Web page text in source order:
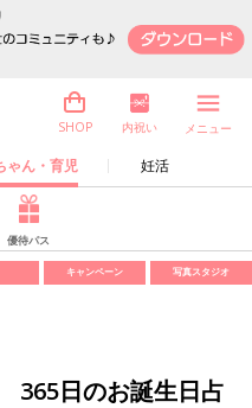
ゃん・育児 妊活
SHOP 内祝い メニュー
優待パス
キャンペーン 写真スタジオ
365日のお誕生日占